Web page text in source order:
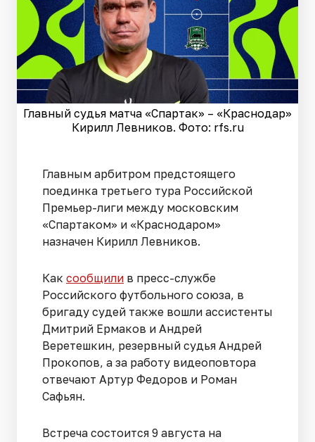
Главный судья матча «Спартак» – «Краснодар»
Кирилл Левников. Фото: rfs.ru
Главным арбитром предстоящего
поединка третьего тура Российской
Премьер-лиги между московским
«Спартаком» и «Краснодаром»
назначен Кирилл Левников.
Как сообщили в пресс-службе
Российского футбольного союза, в
бригаду судей также вошли ассистенты
Дмитрий Ермаков и Андрей
Веретешкин, резервный судья Андрей
Прокопов, а за работу видеоповтора
отвечают Артур Федоров и Роман
Сафьян.
Встреча состоится 9 августа на